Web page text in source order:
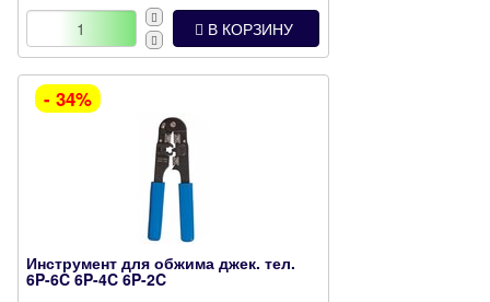
В КОРЗИНУ
- 34%
Инструмент для обжима джек. тел.
6P-6C 6P-4C 6P-2C